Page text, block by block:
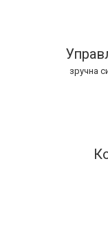
зручна